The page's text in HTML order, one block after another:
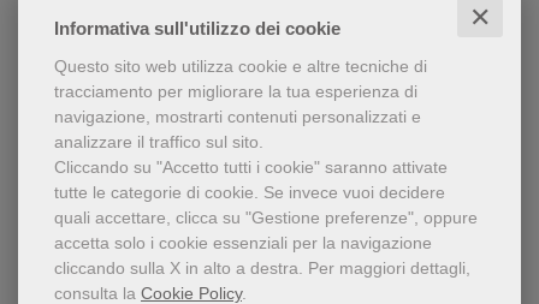
Informativa sull'utilizzo dei cookie ✕
Questo sito web utilizza cookie e altre tecniche di
tracciamento per migliorare la tua esperienza di
navigazione, mostrarti contenuti personalizzati e
analizzare il traffico sul sito.
Cliccando su "Accetto tutti i cookie" saranno attivate
tutte le categorie di cookie. Se invece vuoi decidere
quali accettare, clicca su "Gestione preferenze", oppure
accetta solo i cookie essenziali per la navigazione
cliccando sulla X in alto a destra. Per maggiori dettagli,
consulta la Cookie Policy.